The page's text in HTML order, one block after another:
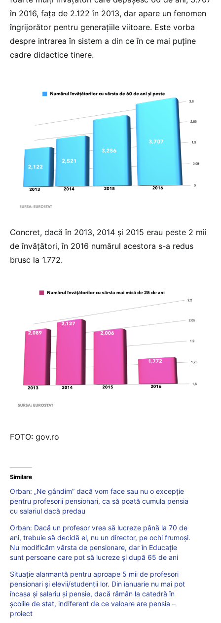
în 2016, fața de 2.122 în 2013, dar apare un fenomen
îngrijorător pentru generațiile viitoare. Este vorba
despre intrarea în sistem a din ce în ce mai puține
cadre didactice tinere.
Concret, dacă în 2013, 2014 și 2015 erau peste 2 mii
de învățători, în 2016 numărul acestora s-a redus
brusc la 1.772.
FOTO: gov.ro
Similare
Orban: „Ne gândim” dacă vom face sau nu o excepţie
pentru profesorii pensionari, ca să poată cumula pensia
cu salariul dacă predau
Orban: Dacă un profesor vrea să lucreze până la 70 de
ani, trebuie să decidă el, nu un director, pe ochi frumoși.
Nu modificăm vârsta de pensionare, dar în Educaţie
sunt persoane care pot să lucreze şi după 65 de ani
Situaţie alarmantă pentru aproape 5 mii de profesori
pensionari şi elevii/studenţii lor. Din ianuarie nu mai pot
încasa şi salariu şi pensie, dacă rămân la catedră în
şcolile de stat, indiferent de ce valoare are pensia –
proiect